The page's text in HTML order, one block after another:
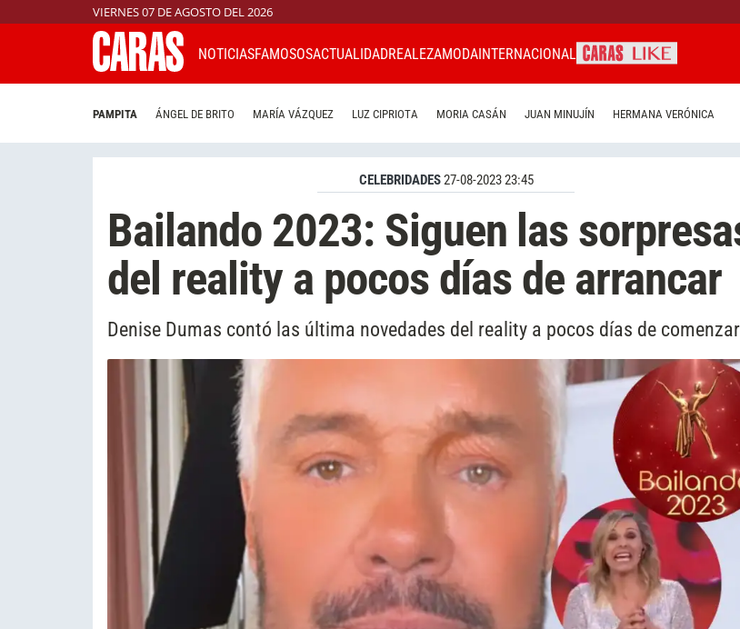
VIERNES 07 DE AGOSTO DEL 2026
NOTICIASFAMOSOSACTUALIDADREALEZAMODAINTERNACIONAL
PAMPITA ÁNGEL DE BRITO MARÍA VÁZQUEZ LUZ CIPRIOTA MORIA CASÁN JUAN MINUJÍN HERMANA VERÓNICA
CELEBRIDADES27-08-2023 23:45
Bailando 2023: Siguen las
del reality a pocos días de arrancar
Denise Dumas contó las última novedades del reality a pocos días de